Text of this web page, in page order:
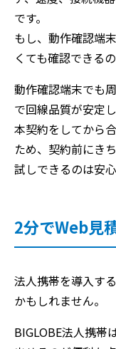
です。
もし、動作確認端
くても確認できる
動作確認端末でも
で回線品質が安定
本契約をしてから
ため、契約前にき
試しできるのは安心
2分でWeb見
法人携帯を導入す
かもしれません。
BIGLOBE法人携帯